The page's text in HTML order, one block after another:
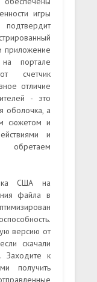
игры
приложение
портале
счетчик
отличие
- это
оболочка, а
сюжетом и
и
США на
файла в
версию от
скачали
Заходите к
получить